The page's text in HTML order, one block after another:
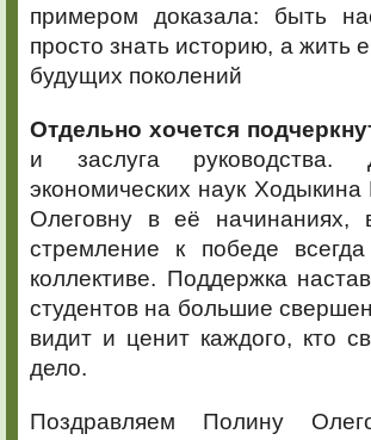
примером доказала: быть
просто знать историю, а жить
будущих поколений
Отдельно хочется
и заслуга руководства.
экономических наук
Олеговну в её начинаниях,
стремление к победе
коллективе. Поддержка
студентов на большие
видит и ценит каждого, кто
дело.
Поздравляем Полину